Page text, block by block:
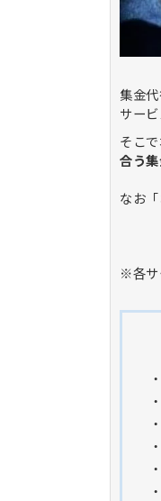
集金
サー
そこ
合う
なお
※各サ
・
・
・
・
・
・